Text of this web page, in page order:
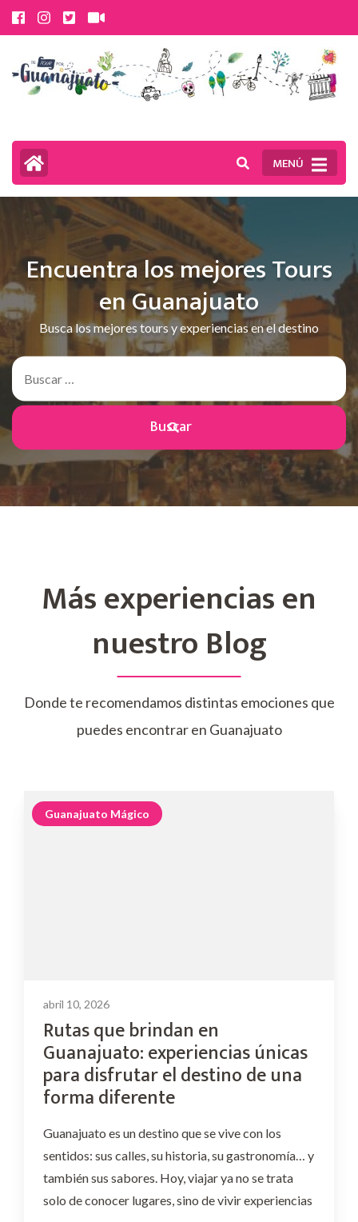
Saltar
al
contenido
(presiona
tecla
Intro)
MENÚ
Encuentra los mejores Tours
en Guanajuato
Busca los mejores tours y experiencias en el destino
Buscar:
Más experiencias en
nuestro Blog
Donde te recomendamos distintas emociones que
puedes encontrar en Guanajuato
Guanajuato Mágico
abril 10, 2026
Rutas que brindan en
Guanajuato: experiencias únicas
para disfrutar el destino de una
forma diferente
Guanajuato es un destino que se vive con los
sentidos: sus calles, su historia, su gastronomía… y
también sus sabores. Hoy, viajar ya no se trata
solo de conocer lugares, sino de vivir experiencias